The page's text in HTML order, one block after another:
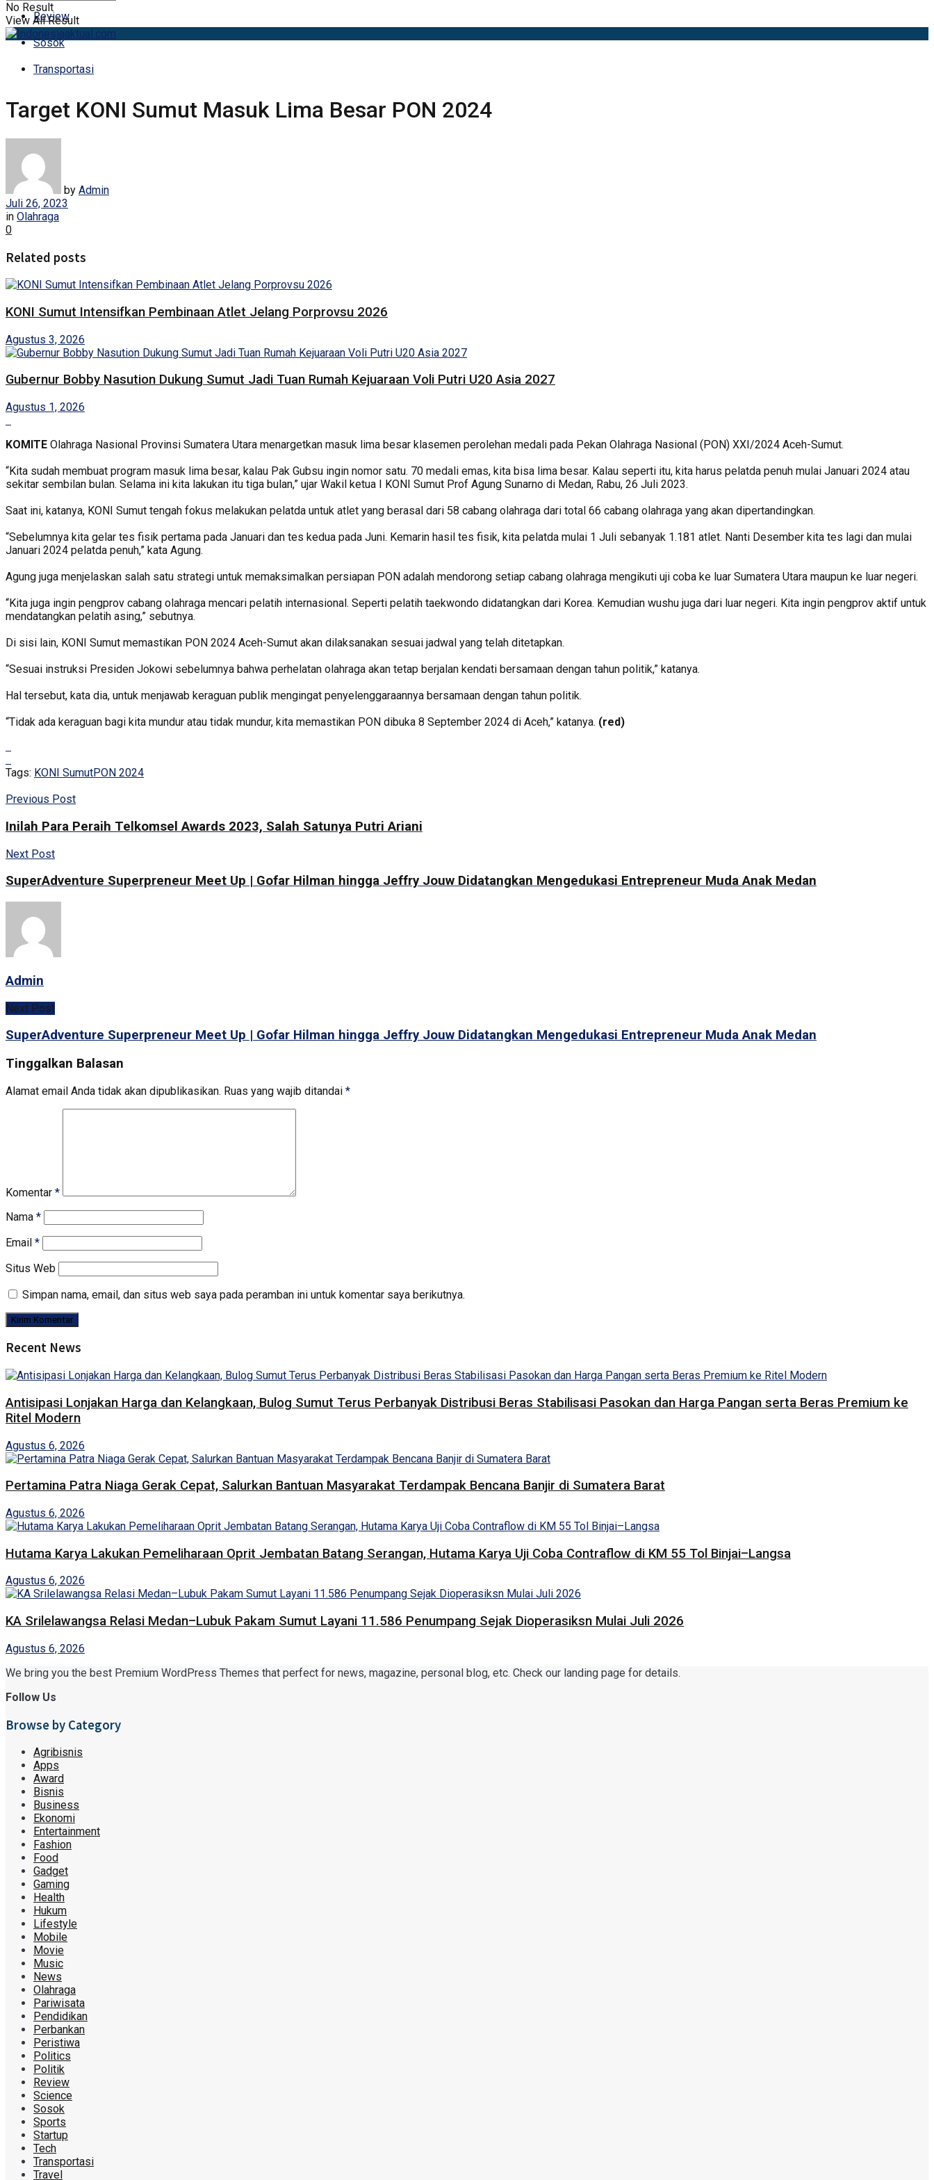
Review
Sosok
Transportasi
No Result
View All Result
Target KONI Sumut Masuk Lima Besar PON 2024
by Admin
Juli 26, 2023
in Olahraga
0
Related posts
KONI Sumut Intensifkan Pembinaan Atlet Jelang Porprovsu 2026
Agustus 3, 2026
Gubernur Bobby Nasution Dukung Sumut Jadi Tuan Rumah Kejuaraan Voli Putri U20 Asia 2027
Agustus 1, 2026
KOMITE Olahraga Nasional Provinsi Sumatera Utara menargetkan masuk lima besar klasemen perolehan medali pada Pekan Olahraga Nasional (PON) XXI/2024 Aceh-Sumut.
“Kita sudah membuat program masuk lima besar, kalau Pak Gubsu ingin nomor satu. 70 medali emas, kita bisa lima besar. Kalau seperti itu, kita harus pelatda penuh mulai Januari 2024 atau
sekitar sembilan bulan. Selama ini kita lakukan itu tiga bulan,” ujar Wakil ketua I KONI Sumut Prof Agung Sunarno di Medan, Rabu, 26 Juli 2023.
Saat ini, katanya, KONI Sumut tengah fokus melakukan pelatda untuk atlet yang berasal dari 58 cabang olahraga dari total 66 cabang olahraga yang akan dipertandingkan.
“Sebelumnya kita gelar tes fisik pertama pada Januari dan tes kedua pada Juni. Kemarin hasil tes fisik, kita pelatda mulai 1 Juli sebanyak 1.181 atlet. Nanti Desember kita tes lagi dan mulai
Januari 2024 pelatda penuh,” kata Agung.
Agung juga menjelaskan salah satu strategi untuk memaksimalkan persiapan PON adalah mendorong setiap cabang olahraga mengikuti uji coba ke luar Sumatera Utara maupun ke luar negeri.
“Kita juga ingin pengprov cabang olahraga mencari pelatih internasional. Seperti pelatih taekwondo didatangkan dari Korea. Kemudian wushu juga dari luar negeri. Kita ingin pengprov aktif untuk
mendatangkan pelatih asing,” sebutnya.
Di sisi lain, KONI Sumut memastikan PON 2024 Aceh-Sumut akan dilaksanakan sesuai jadwal yang telah ditetapkan.
“Sesuai instruksi Presiden Jokowi sebelumnya bahwa perhelatan olahraga akan tetap berjalan kendati bersamaan dengan tahun politik,” katanya.
Hal tersebut, kata dia, untuk menjawab keraguan publik mengingat penyelenggaraannya bersamaan dengan tahun politik.
“Tidak ada keraguan bagi kita mundur atau tidak mundur, kita memastikan PON dibuka 8 September 2024 di Aceh,” katanya. (red)
Tags: KONI SumutPON 2024
Previous Post
Inilah Para Peraih Telkomsel Awards 2023, Salah Satunya Putri Ariani
Next Post
SuperAdventure Superpreneur Meet Up | Gofar Hilman hingga Jeffry Jouw Didatangkan Mengedukasi Entrepreneur Muda Anak Medan
Admin
Next Post
SuperAdventure Superpreneur Meet Up | Gofar Hilman hingga Jeffry Jouw Didatangkan Mengedukasi Entrepreneur Muda Anak Medan
Tinggalkan Balasan
Alamat email Anda tidak akan dipublikasikan. Ruas yang wajib ditandai *
Komentar *
Nama *
Email *
Situs Web
Simpan nama, email, dan situs web saya pada peramban ini untuk komentar saya berikutnya.
Recent News
Antisipasi Lonjakan Harga dan Kelangkaan, Bulog Sumut Terus Perbanyak Distribusi Beras Stabilisasi Pasokan dan Harga Pangan serta Beras Premium ke
Ritel Modern
Agustus 6, 2026
Pertamina Patra Niaga Gerak Cepat, Salurkan Bantuan Masyarakat Terdampak Bencana Banjir di Sumatera Barat
Agustus 6, 2026
Hutama Karya Lakukan Pemeliharaan Oprit Jembatan Batang Serangan, Hutama Karya Uji Coba Contraflow di KM 55 Tol Binjai–Langsa
Agustus 6, 2026
KA Srilelawangsa Relasi Medan–Lubuk Pakam Sumut Layani 11.586 Penumpang Sejak Dioperasiksn Mulai Juli 2026
Agustus 6, 2026
We bring you the best Premium WordPress Themes that perfect for news, magazine, personal blog, etc. Check our landing page for details.
Follow Us
Browse by Category
Agribisnis
Apps
Award
Bisnis
Business
Ekonomi
Entertainment
Fashion
Food
Gadget
Gaming
Health
Hukum
Lifestyle
Mobile
Movie
Music
News
Olahraga
Pariwisata
Pendidikan
Perbankan
Peristiwa
Politics
Politik
Review
Science
Sosok
Sports
Startup
Tech
Transportasi
Travel